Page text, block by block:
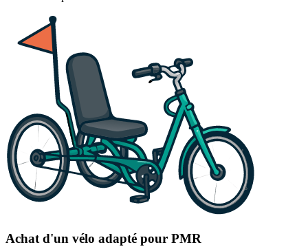
Achat d'un vélo adapté pour PMR